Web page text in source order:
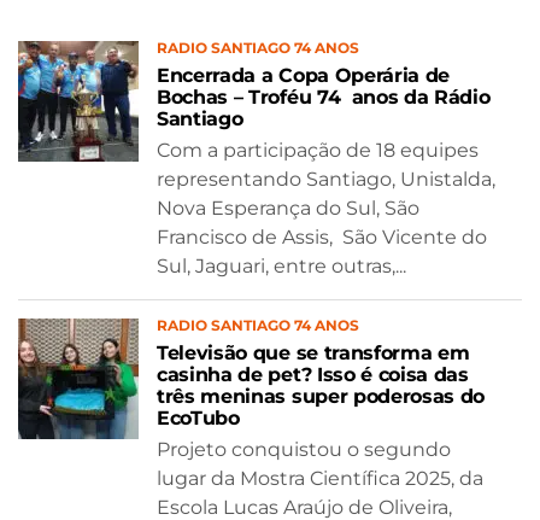
RADIO SANTIAGO 74 ANOS
Encerrada a Copa Operária de
Bochas – Troféu 74 anos da Rádio
Santiago
Com a participação de 18 equipes
representando Santiago, Unistalda,
Nova Esperança do Sul, São
Francisco de Assis, São Vicente do
Sul, Jaguari, entre outras,...
RADIO SANTIAGO 74 ANOS
Televisão que se transforma em
casinha de pet? Isso é coisa das
três meninas super poderosas do
EcoTubo
Projeto conquistou o segundo
lugar da Mostra Científica 2025, da
Escola Lucas Araújo de Oliveira,